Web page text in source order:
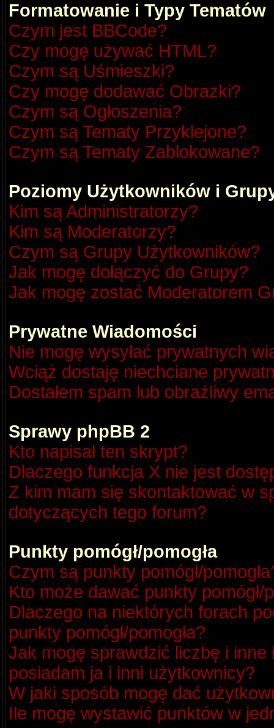
Formatowanie i Typy Tematów
Czym jest BBCode?
Czy mogę używać HTML?
Czym są Uśmieszki?
Czy mogę dodawać Obrazki?
Czym są Ogłoszenia?
Czym są Tematy Przyklejone?
Czym są Tematy Zablokowane?
Poziomy Użytkowników i
Kim są Administratorzy?
Kim są Moderatorzy?
Czym są Grupy Użytkowników?
Jak mogę dołączyć do Grupy?
Jak mogę zostać Moderatorem
Prywatne Wiadomości
Nie mogę wysyłać prywatnych
Wciąż dostaję niechciane
Dostałem spam lub obraźliwy
Sprawy phpBB 2
Kto napisał ten skrypt?
Dlaczego funkcja X nie jest
Z kim mam się skontaktować w
dotyczących tego forum?
Punkty pomógł/pomogła
Czym są punkty pomógł/
Kto może dawać punkty pomógł/
Dlaczego na niektórych forach
punkty pomógł/pomogła?
Jak mogę sprawdzić liczbę i
posiadam ja i inni użytkownicy?
W jaki sposób mogę dać
Ile mogę wystawić punktów w